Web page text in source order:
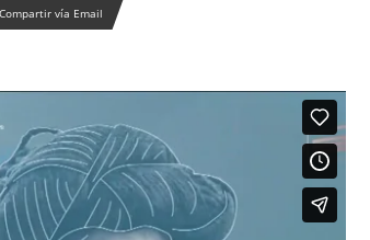
Compartir vía Email